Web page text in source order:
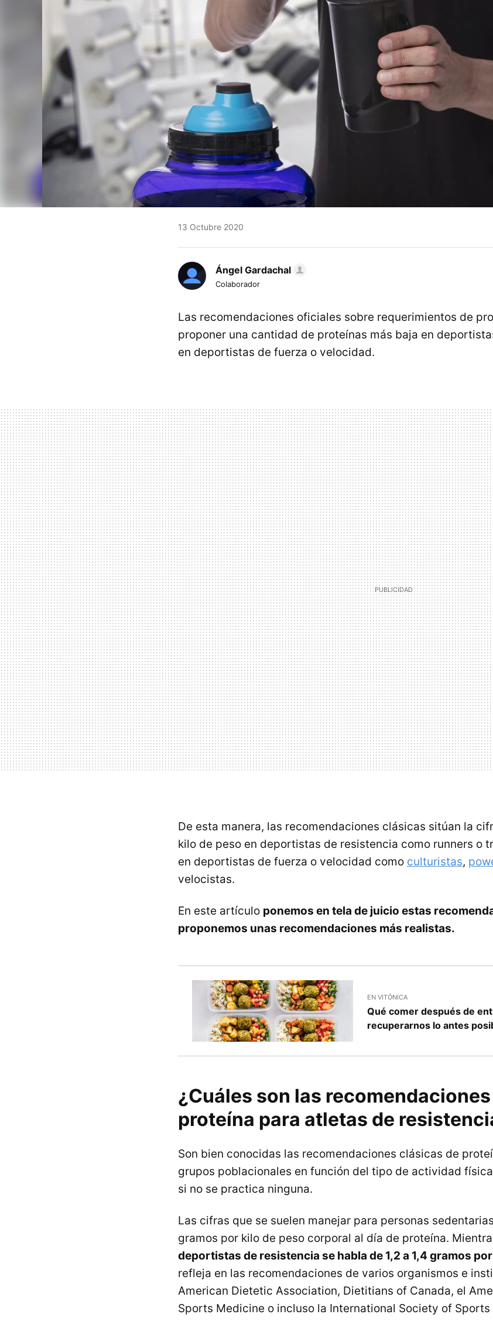
13 Octubre 2020
Ángel Gardachal
Colaborador
Las recomendaciones oficiales sobre requerimientos de
proponer una cantidad de proteínas más baja en
en deportistas de fuerza o velocidad.
De esta manera, las recomendaciones clásicas sitúan la
kilo de peso en deportistas de resistencia como runners o
en deportistas de fuerza o velocidad como culturistas,
velocistas.
En este artículo ponemos en tela de juicio estas
proponemos unas recomendaciones más realistas.
EN VITÓNICA
Qué comer después de
recuperarnos lo antes
¿Cuáles son las
proteína para atletas de
Son bien conocidas las recomendaciones clásicas de
grupos poblacionales en función del tipo de actividad
si no se practica ninguna.
Las cifras que se suelen manejar para personas
gramos por kilo de peso corporal al día de proteína.
deportistas de resistencia se habla de 1,2 a 1,4 gramos
refleja en las recomendaciones de varios organismos e
American Dietetic Association, Dietitians of Canada, el
Sports Medicine o incluso la International Society of